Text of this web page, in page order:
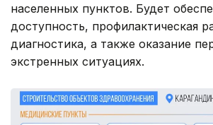
населенных пунктов. Будет
доступность, профилактическая
диагностика, а также оказание
экстренных ситуациях.